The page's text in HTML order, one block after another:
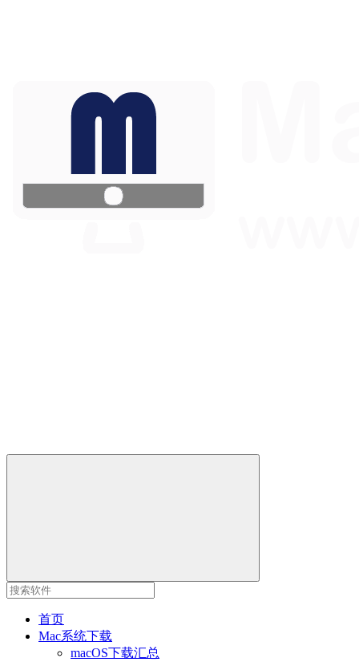
首页
Mac系统下载
macOS下载汇总